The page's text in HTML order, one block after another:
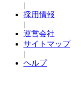
|
採用情報
|
運営会社
サイトマップ
|
ヘルプ